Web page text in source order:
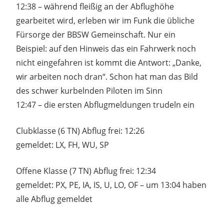
12:38 – während fleißig an der Abflughöhe
gearbeitet wird, erleben wir im Funk die übliche
Fürsorge der BBSW Gemeinschaft. Nur ein
Beispiel: auf den Hinweis das ein Fahrwerk noch
nicht eingefahren ist kommt die Antwort: „Danke,
wir arbeiten noch dran“. Schon hat man das Bild
des schwer kurbelnden Piloten im Sinn
12:47 – die ersten Abflugmeldungen trudeln ein
Clubklasse (6 TN) Abflug frei: 12:26
gemeldet: LX, FH, WU, SP
Offene Klasse (7 TN) Abflug frei: 12:34
gemeldet: PX, PE, IA, IS, U, LO, OF – um 13:04 haben
alle Abflug gemeldet